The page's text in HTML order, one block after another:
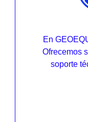
En
Ofrecemos
soporte